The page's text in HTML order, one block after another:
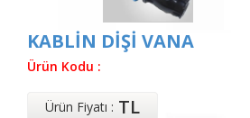
KABLİN DİŞİ VANA
Ürün Kodu :
Ürün Fiyatı : TL